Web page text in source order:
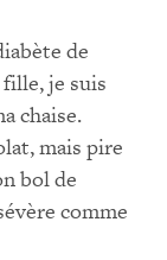
de
fille, je suis
chaise.
mais pire
bol de
comme